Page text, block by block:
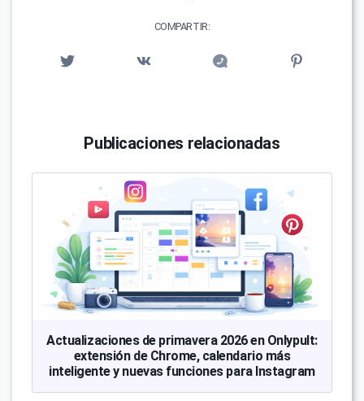
COMPARTIR:
Publicaciones relacionadas
Actualizaciones de primavera 2026 en Onlypult:
extensión de Chrome, calendario más
inteligente y nuevas funciones para Instagram